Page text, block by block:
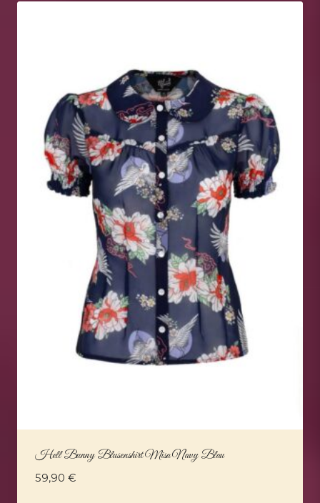
Hell Bunny Blusenshirt Misa Navy Blau
59,90 €